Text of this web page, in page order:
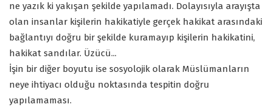
ne yazık ki yakışan şekilde yapılamadı. Dolayısıyla arayışta
olan insanlar kişilerin hakikatiyle gerçek hakikat arasındaki
bağlantıyı doğru bir şekilde kuramayıp kişilerin hakikatini,
hakikat sandılar. Üzücü...
İşin bir diğer boyutu ise sosyolojik olarak Müslümanların
neye ihtiyacı olduğu noktasında tespitin doğru
yapılamaması.